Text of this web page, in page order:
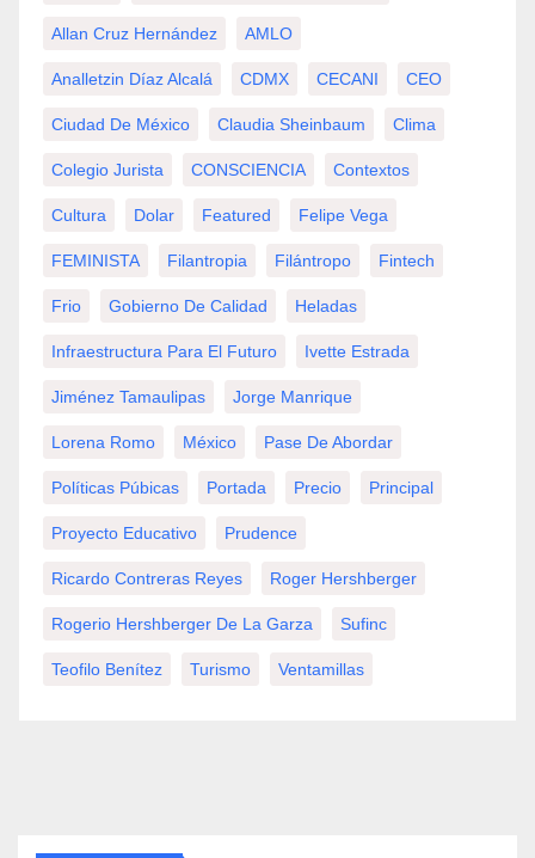
Allan Cruz Hernández AMLO
Analletzin Díaz Alcalá CDMX CECANI CEO
Ciudad De México Claudia Sheinbaum Clima
Colegio Jurista CONSCIENCIA Contextos
Cultura Dolar Featured Felipe Vega
FEMINISTA Filantropia Filántropo Fintech
Frio Gobierno De Calidad Heladas
Infraestructura Para El Futuro Ivette Estrada
Jiménez Tamaulipas Jorge Manrique
Lorena Romo México Pase De Abordar
Políticas Púbicas Portada Precio Principal
Proyecto Educativo Prudence
Ricardo Contreras Reyes Roger Hershberger
Rogerio Hershberger De La Garza Sufinc
Teofilo Benítez Turismo Ventamillas